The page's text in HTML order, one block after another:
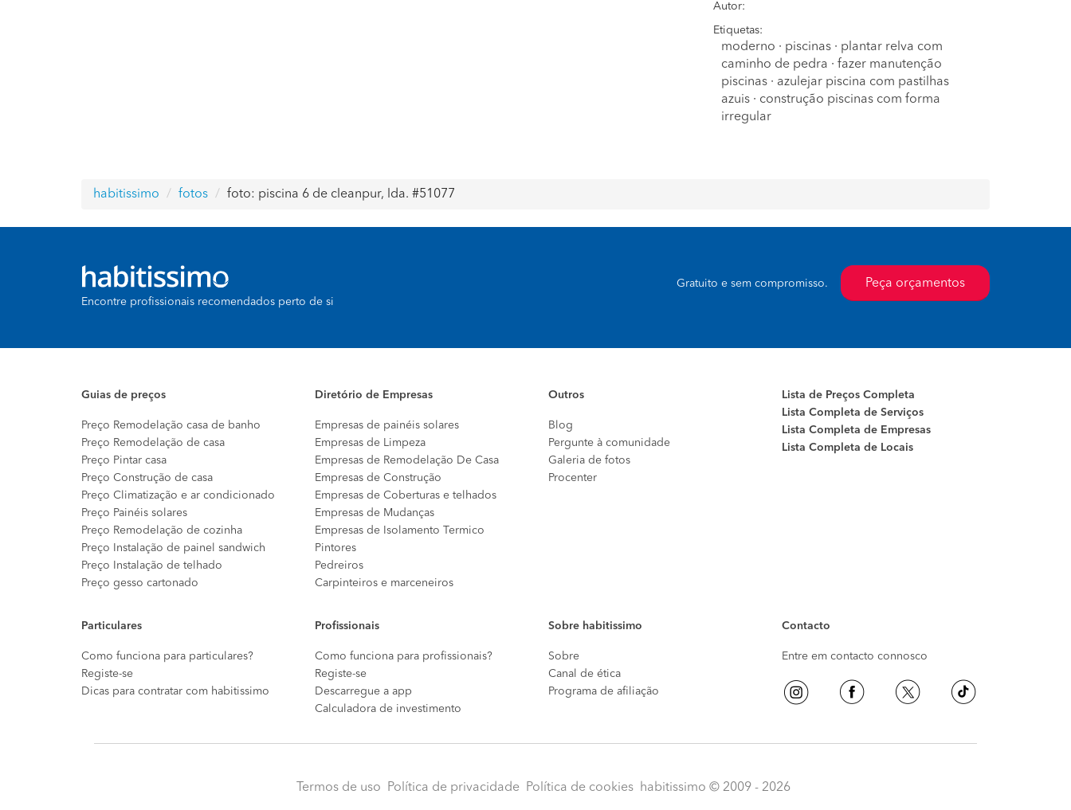
Autor:
Etiquetas:
moderno · piscinas · plantar relva com
caminho de pedra ·fazer manutenção
piscinas · azulejar piscina com pastilhas
azuis · construção piscinas com forma
irregular
habitissimo fotos foto: piscina 6 de cleanpur, lda. #51077
Encontre profissionais recomendados perto de si
Peça orçamentos
Gratuito e sem compromisso.
Guias de preços
Preço Remodelação casa de banho
Preço Remodelação de casa
Preço Pintar casa
Preço Construção de casa
Preço Climatização e ar condicionado
Preço Painéis solares
Preço Remodelação de cozinha
Preço Instalação de painel sandwich
Preço Instalação de telhado
Preço gesso cartonado
Diretório de Empresas
Empresas de painéis solares
Empresas de Limpeza
Empresas de Remodelação De Casa
Empresas de Construção
Empresas de Coberturas e telhados
Empresas de Mudanças
Empresas de Isolamento Termico
Pintores
Pedreiros
Carpinteiros e marceneiros
Outros
Blog
Pergunte à comunidade
Galeria de fotos
Procenter
Lista de Preços Completa
Lista Completa de Serviços
Lista Completa de Empresas
Lista Completa de Locais
Particulares
Como funciona para particulares?
Registe-se
Dicas para contratar com habitissimo
Profissionais
Como funciona para profissionais?
Registe-se
Descarregue a app
Calculadora de investimento
Sobre habitissimo
Sobre
Canal de ética
Programa de afiliação
Contacto
Entre em contacto connosco
Termos de uso Política de privacidade Política de cookies habitissimo © 2009 - 2026